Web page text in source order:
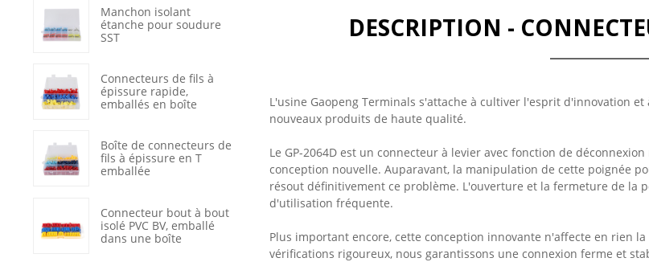
Manchon isolant
étanche pour soudure
SST
Connecteurs de fils à
épissure rapide,
emballés en boîte
Boîte de connecteurs de
fils à épissure en T
emballée
Connecteur bout à bout
isolé PVC BV, emballé
dans une boîte
DESCRIPTION -
L'usine Gaopeng Terminals s'attache à cultiver l'esprit d'innovation
nouveaux produits de haute qualité.
Le GP-2064D est un connecteur à levier avec fonction de
conception nouvelle. Auparavant, la manipulation de cette poignée
résout définitivement ce problème. L'ouverture et la fermeture de la
d'utilisation fréquente.
Plus important encore, cette conception innovante n'affecte en rien
vérifications rigoureux, nous garantissons une connexion ferme et